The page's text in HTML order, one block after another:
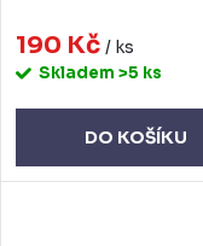
190 Kč / ks
Skladem >5 ks
DO KOŠÍKU